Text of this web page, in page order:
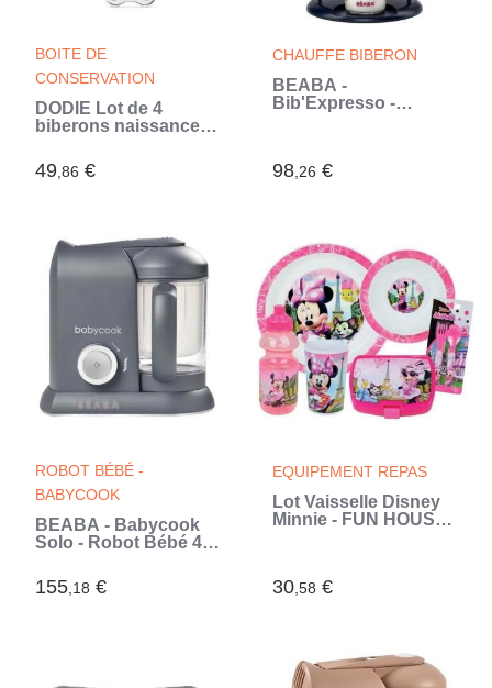
BOITE DE
CONSERVATION
DODIE Lot de 4
biberons naissance
Colique (2x150mL et
2x270mL), + une
49,86 €
CHAUFFE BIBERON
BÉABA -
Bib'Expresso -
Instantané - Bain
98,26 €
ROBOT BÉBÉ -
BABYCOOK
BÉABA - Babycook
Solo - Robot Bébé 4
Cuisson Vapeur -
Dark Grey
155,18 €
EQUIPEMENT REPAS
Lot Vaisselle Disney
Minnie - FUN HOUSE -
Gourde, Boîte Goûter
30,58 €